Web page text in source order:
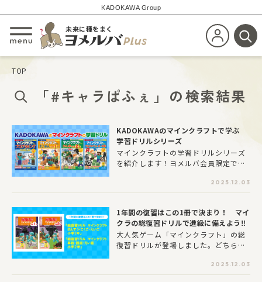
KADOKAWA Group
メニューを開閉する
未来に種をまく
新規会員登
検
TOP
「#キャラぱふぇ 」 の検索結果
KADOKAWAのマインクラフトで学ぶ
学習ドリルシリーズ
マインクラフトの学習ドリルシリーズ
を紹介します！ヨメルバ会員限定でお
2025.12.03
1年間の復習はこの1冊で決まり！ マイ
クラの総復習ドリルで進級に備えよう‼
大人気ゲーム「マインクラフト」の総
復習ドリルが登場しました。どちら
復習することができるドリルです。国
語・算数をメインに、アルファベット
2025.12.03